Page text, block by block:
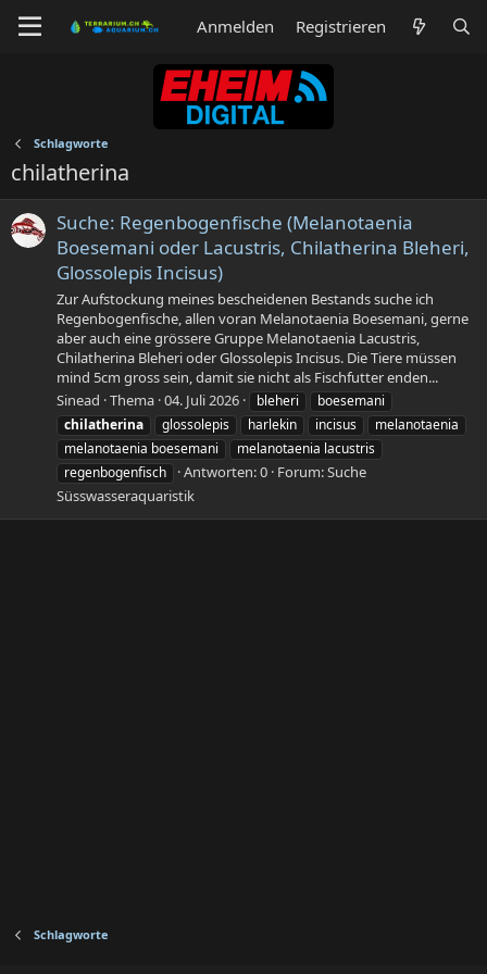
Anmelden Registrieren
Schlagworte
chilatherina
Suche: Regenbogenfische (Melanotaenia
Boesemani oder Lacustris, Chilatherina Bleheri,
Glossolepis Incisus)
Zur Aufstockung meines bescheidenen Bestands suche ich
Regenbogenfische, allen voran Melanotaenia Boesemani, gerne
aber auch eine grössere Gruppe Melanotaenia Lacustris,
Chilatherina Bleheri oder Glossolepis Incisus. Die Tiere müssen
mind 5cm gross sein, damit sie nicht als Fischfutter enden...
Sinead Thema 04. Juli 2026 bleheri
boesemani
chilatherina
glossolepis harlekin incisus
melanotaenia
melanotaenia boesemani
melanotaenia lacustris
regenbogenfisch
Antworten: 0 Forum:Suche
Süsswasseraquaristik
Schlagworte